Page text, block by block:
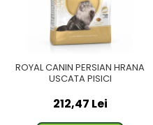
ROYAL CANIN PERSIAN HRANA
USCATA PISICI
212,47 Lei